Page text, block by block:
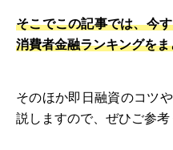
そこでこの記事では、今
消費者金融ランキングを
そのほか即日融資のコツ
説しますので、ぜひご参考